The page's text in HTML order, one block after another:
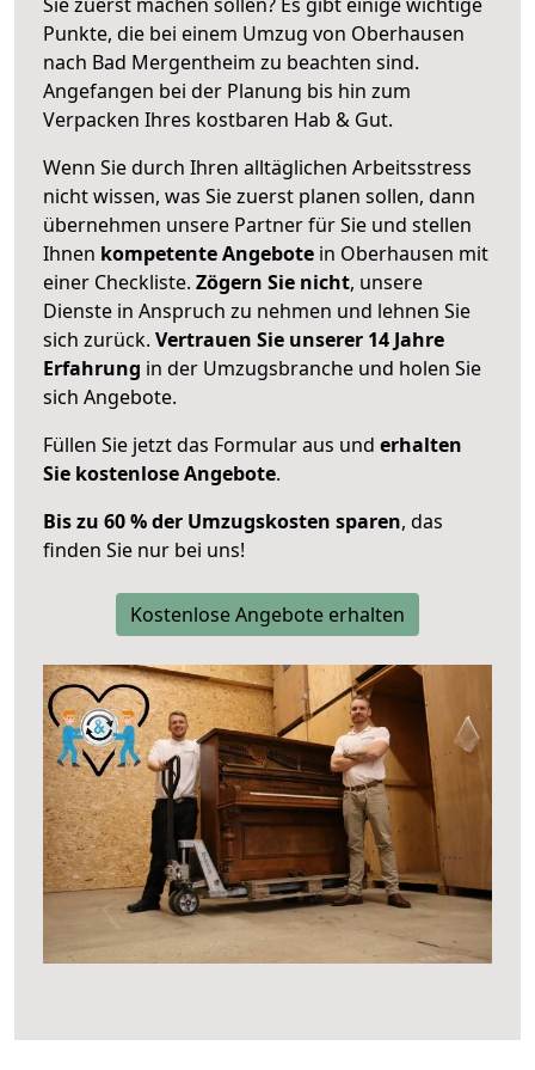
Punkte, die bei einem Umzug von Oberhausen
nach Bad Mergentheim zu beachten sind.
Angefangen bei der Planung bis hin zum
Verpacken Ihres kostbaren Hab & Gut.
Wenn Sie durch Ihren alltäglichen Arbeitsstress
nicht wissen, was Sie zuerst planen sollen, dann
übernehmen unsere Partner für Sie und stellen
Ihnen kompetente Angebote in Oberhausen mit
einer Checkliste. Zögern Sie nicht, unsere
Dienste in Anspruch zu nehmen und lehnen Sie
sich zurück. Vertrauen Sie unserer 14 Jahre
Erfahrung in der Umzugsbranche und holen Sie
sich Angebote.
Füllen Sie jetzt das Formular aus und erhalten
Sie kostenlose Angebote.
Bis zu 60 % der Umzugskosten sparen, das
finden Sie nur bei uns!
Kostenlose Angebote erhalten